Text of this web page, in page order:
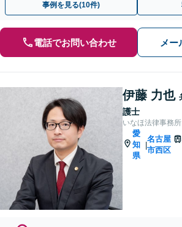
事例を見る(10件)
電話でお問い合わせ メー
伊藤 力也
護士
いなほ法律事務所
愛
知
県
|
名古屋
市西区